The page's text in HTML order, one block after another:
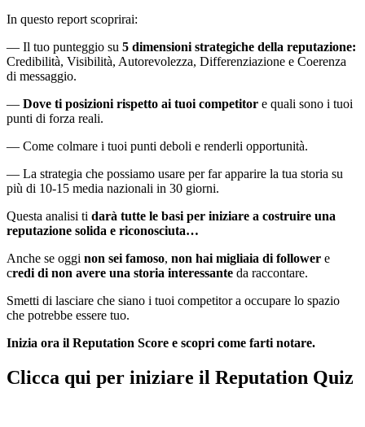
In questo report scoprirai:
— Il tuo punteggio su 5 dimensioni strategiche della reputazione:
Credibilità, Visibilità, Autorevolezza, Differenziazione e Coerenza
di messaggio.
— Dove ti posizioni rispetto ai tuoi competitor e quali sono i tuoi
punti di forza reali.
— Come colmare i tuoi punti deboli e renderli opportunità.
— La strategia che possiamo usare per far apparire la tua storia su
più di 10-15 media nazionali in 30 giorni.
Questa analisi ti darà tutte le basi per iniziare a costruire una
reputazione solida e riconosciuta…
Anche se oggi non sei famoso, non hai migliaia di follower e
credi di non avere una storia interessante da raccontare.
Smetti di lasciare che siano i tuoi competitor a occupare lo spazio
che potrebbe essere tuo.
Inizia ora il Reputation Score e scopri come farti notare.
Clicca qui per iniziare il Reputation Quiz